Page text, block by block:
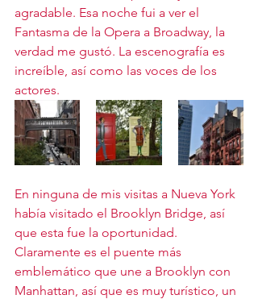
agradable. Esa noche fui a ver el
Fantasma de la Opera a Broadway, la
verdad me gustó. La escenografía es
increíble, así como las voces de los
actores.
En ninguna de mis visitas a Nueva York
había visitado el Brooklyn Bridge, así
que esta fue la oportunidad.
Claramente es el puente más
emblemático que une a Brooklyn con
Manhattan, así que es muy turístico, un